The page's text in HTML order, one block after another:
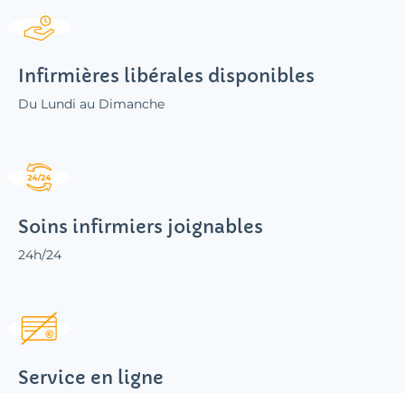
Infirmières libérales disponibles
Du Lundi au Dimanche
Soins infirmiers joignables
24h/24
Service en ligne